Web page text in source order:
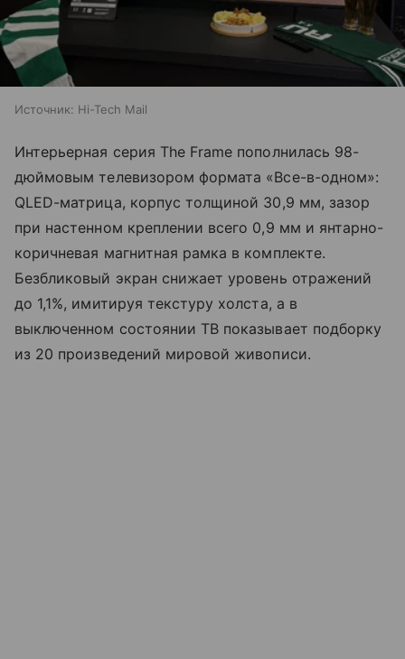
Источник: Hi-Tech Mail
Интерьерная серия The Frame пополнилась 98-
дюймовым телевизором формата «Все-в-одном»:
QLED-матрица, корпус толщиной 30,9 мм, зазор
при настенном креплении всего 0,9 мм и янтарно-
коричневая магнитная рамка в комплекте.
Безбликовый экран снижает уровень отражений
до 1,1%, имитируя текстуру холста, а в
выключенном состоянии ТВ показывает подборку
из 20 произведений мировой живописи.